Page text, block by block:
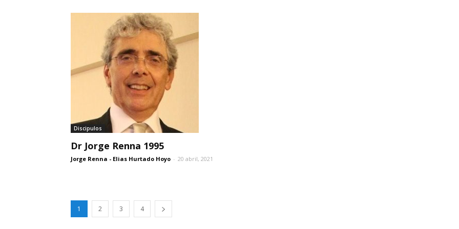
Discipulos
Dr Jorge Renna 1995
Jorge Renna - Elias Hurtado Hoyo - 20 abril, 2021
1 2 3 4